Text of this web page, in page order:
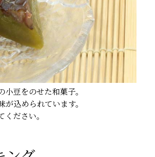
豆をのせた和菓子。
込められています。
ださい。